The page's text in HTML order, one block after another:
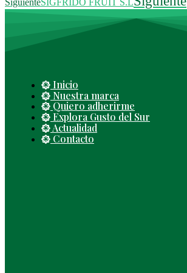
Inicio
Nuestra marca
Quiero adherirme
Explora Gusto del Sur
Actualidad
Contacto